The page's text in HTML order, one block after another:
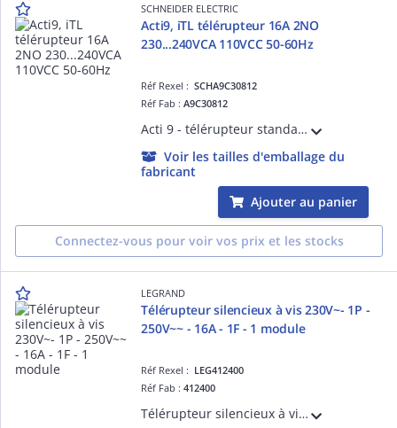
SCHNEIDER ELECTRIC
Acti9, iTL télérupteur 16A 2NO
230...240VCA 110VCC 50-60Hz
Réf Rexel :SCHA9C30812
Réf Fab :A9C30812
Acti 9 - télérupteur standard iTL - 2P - 2F - 16A - 250VCA 50/60Hz - 60dB - Commutations 100/jour-5/minute - Impulsion 50 ms..1 s - Cde à dist. BP lum. 3mA - Circuit cde 110VCC - 230...240VCA 50/60Hz - Largeur 2 pas de 9 mm - NF
Voir les tailles d'emballage du
fabricant
Ajouter au panier
Connectez-vous pour voir vos prix et les stocks
LEGRAND
Télérupteur silencieux à vis 230V~- 1P -
250V~~ - 16A - 1F - 1 module
Réf Rexel : LEG412400
Réf Fab :412400
Télérupteur silencieux à vis 230V~- 1P - 250V~~ - 16A - 1F - 1 module